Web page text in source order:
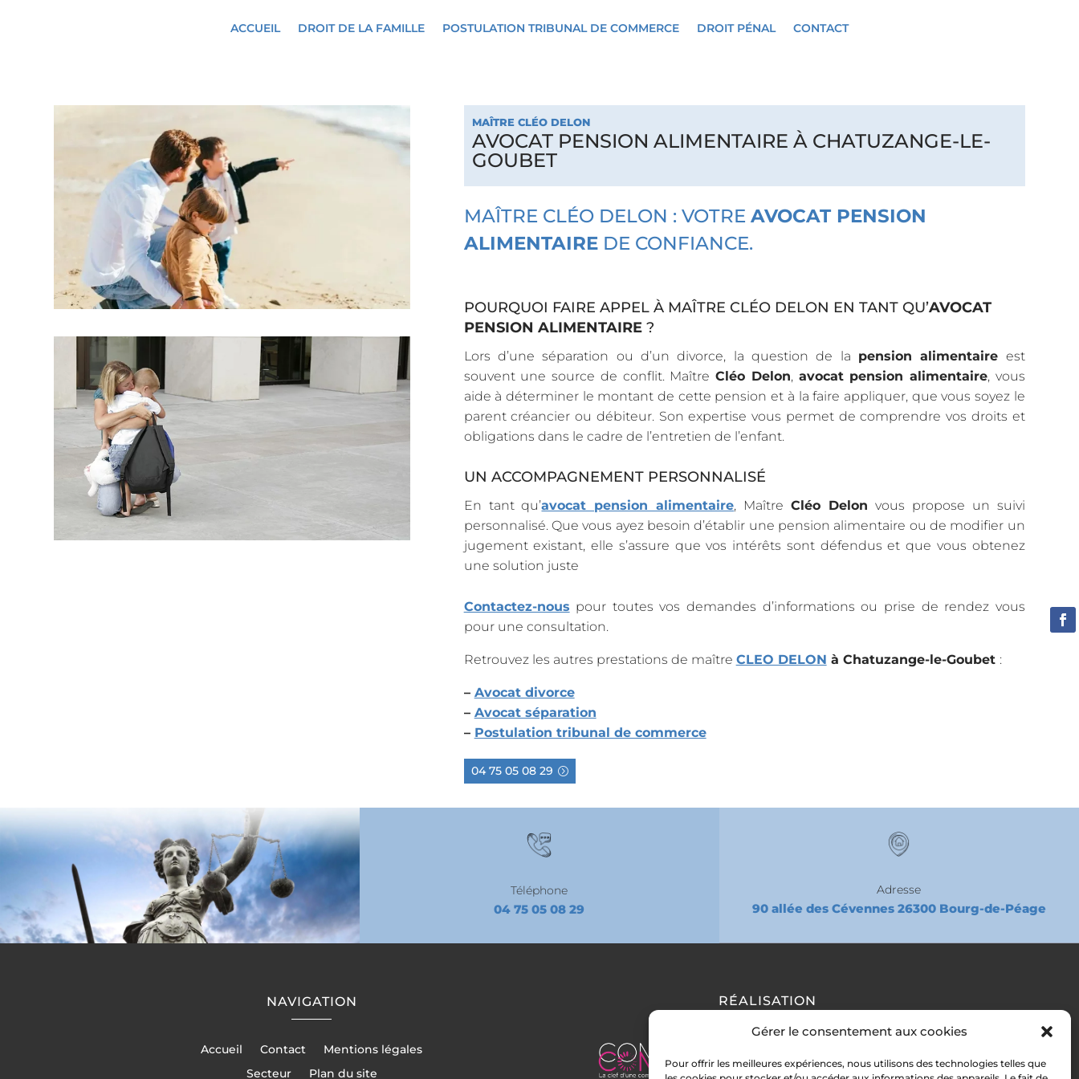
Gérer le consentement aux cookies
Pour offrir les meilleures expériences, nous utilisons des technologies telles que
ACCUEIL DROIT DE LA FAMILLE POSTULATION TRIBUNAL DE COMMERCE DROIT PÉNAL CONTACT
MAÎTRE CLÉO DELON
AVOCAT PENSION ALIMENTAIRE À CHATUZANGE-LE-
GOUBET
MAÎTRE CLÉO DELON : VOTRE AVOCAT PENSION
ALIMENTAIRE DE CONFIANCE.
POURQUOI FAIRE APPEL À MAÎTRE CLÉO DELON EN TANT QU’AVOCAT
PENSION ALIMENTAIRE ?
Lors d’une séparation ou d’un divorce, la question de la pension alimentaire est
souvent une source de conflit. Maître Cléo Delon, avocat pension alimentaire, vous
aide à déterminer le montant de cette pension et à la faire appliquer, que vous soyez le
parent créancier ou débiteur. Son expertise vous permet de comprendre vos droits et
obligations dans le cadre de l’entretien de l’enfant.
UN ACCOMPAGNEMENT PERSONNALISÉ
En tant qu’avocat pension alimentaire, Maître Cléo Delon vous propose un suivi
personnalisé. Que vous ayez besoin d’établir une pension alimentaire ou de modifier un
jugement existant, elle s’assure que vos intérêts sont défendus et que vous obtenez
une solution juste
Contactez-nous pour toutes vos demandes d’informations ou prise de rendez vous
pour une consultation.
Retrouvez les autres prestations de maître CLEO DELON à Chatuzange-le-Goubet :
– Avocat divorce
– Avocat séparation
– Postulation tribunal de commerce
04 75 05 08 29
Téléphone
04 75 05 08 29
Adresse
90 allée des Cévennes 26300 Bourg-de-Péage
NAVIGATION
Accueil Contact
Mentions légales
Secteur
Plan du site
RÉALISATION